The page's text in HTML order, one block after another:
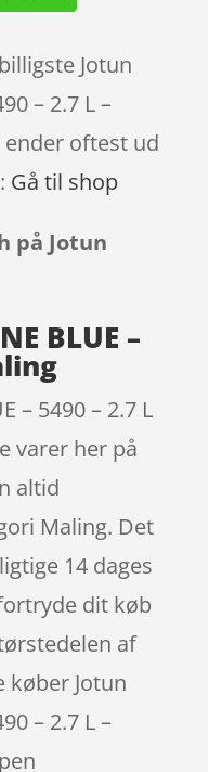
Jotun
– 2.7 L –
oftest ud
Gå til shop
på Jotun
BLUE –
– 5490 – 2.7 L
varer her på
altid
Maling. Det
14 dages
dit køb
af
køber Jotun
– 2.7 L –